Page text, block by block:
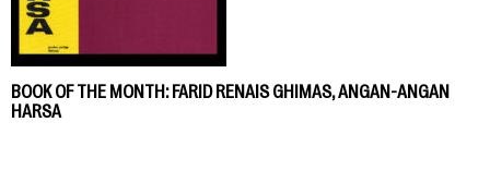
BOOK OF THE MONTH: FARID RENAIS GHIMAS, ANGAN-ANGAN
HARSA